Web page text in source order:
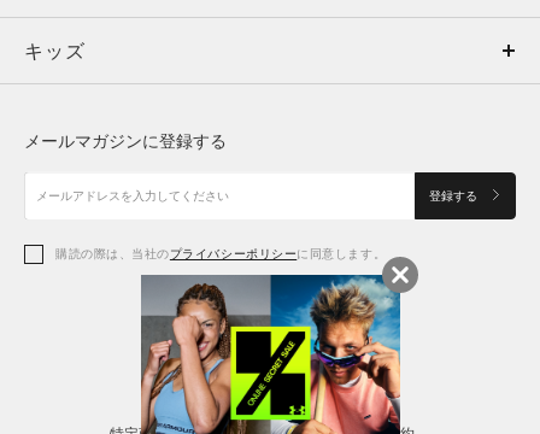
キッズ
アクセサリー
ボトムス
アクセサリー
トップス
シューズ
アクセサリー
レギンス＆タイツ
キッズ
シューズ
メールマガジンに登録する
登録する
購読の際は、当社のプライバシーポリシーに同意します。